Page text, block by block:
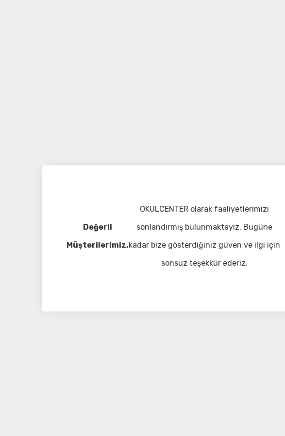
Değerli
Müşterilerimiz,
OKULCENTER olarak faaliyetlerimizi
sonlandırmış bulunmaktayız. Bugüne
kadar bize gösterdiğiniz güven ve ilgi için
sonsuz teşekkür ederiz.